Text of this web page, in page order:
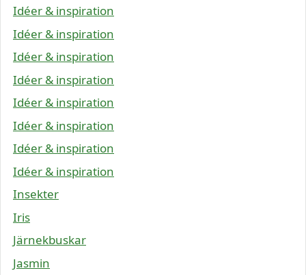
Idéer & inspiration
Idéer & inspiration
Idéer & inspiration
Idéer & inspiration
Idéer & inspiration
Idéer & inspiration
Idéer & inspiration
Idéer & inspiration
Insekter
Iris
Järnekbuskar
Jasmin